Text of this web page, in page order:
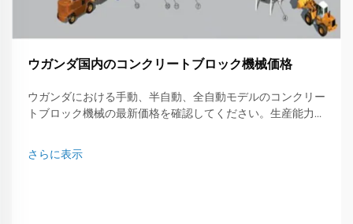
ウガンダ国内のコンクリートブロック機械価格
ウガンダにおける手動、半自動、全自動モデルのコンクリー
トブロック機械の最新価格を確認してください。生産能力、
びましょう。
さらに表示